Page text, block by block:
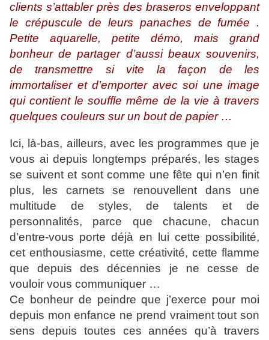
clients s’attabler près des braseros enveloppant
le crépuscule de leurs panaches de fumée .
Petite aquarelle, petite démo, mais grand
bonheur de partager d’aussi beaux souvenirs,
de transmettre si vite la façon de les
immortaliser et d’emporter avec soi une image
qui contient le souffle même de la vie à travers
quelques couleurs sur un bout de papier …
Ici, là-bas, ailleurs, avec les programmes que je
vous ai depuis longtemps préparés, les stages
se suivent et sont comme une fête qui n’en finit
plus, les carnets se renouvellent dans une
multitude de styles, de talents et de
personnalités, parce que chacune, chacun
d’entre-vous porte déjà en lui cette possibilité,
cet enthousiasme, cette créativité, cette flamme
que depuis des décennies je ne cesse de
vouloir vous communiquer …
Ce bonheur de peindre que j’exerce pour moi
depuis mon enfance ne prend vraiment tout son
sens depuis toutes ces années qu’à travers